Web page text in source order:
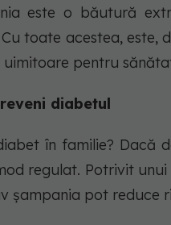
este o băutură
toate acestea,
uimitoare pentru
diabetul
în familie? Dacă
regulat. Potrivit
șampania pot reduce